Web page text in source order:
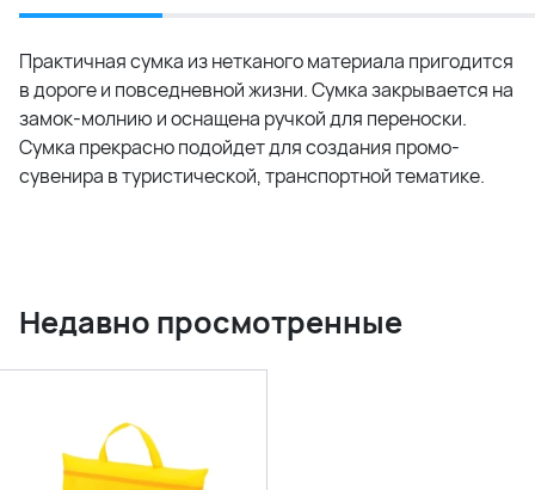
Практичная сумка из нетканого материала пригодится
в дороге и повседневной жизни. Сумка закрывается на
замок-молнию и оснащена ручкой для переноски.
Сумка прекрасно подойдет для создания промо-
сувенира в туристической, транспортной тематике.
Недавно просмотренные